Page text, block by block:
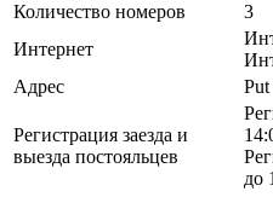
Количество номеров
3
Интернет
Адрес
Регистрация заезда и
выезда постояльцев
до